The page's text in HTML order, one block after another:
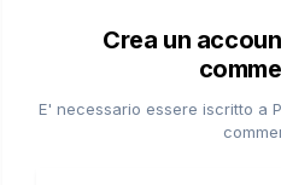
Crea un
E' necessario essere iscritto a